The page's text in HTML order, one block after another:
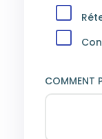
COMMENT